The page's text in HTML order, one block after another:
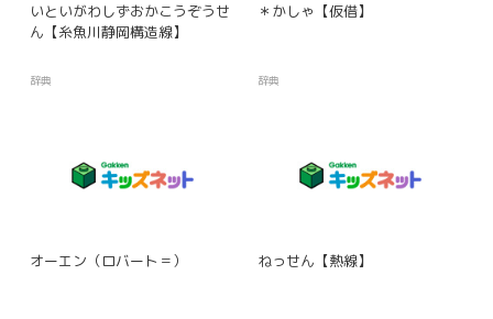
いといがわしずおかこうぞうせ
ん【糸魚川静岡構造線】
辞典
＊かしゃ【仮借】
辞典
オーエン（ロバート＝） ねっせん【熱線】